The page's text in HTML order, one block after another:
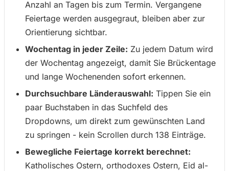
Anzahl an Tagen bis zum Termin. Vergangene
Feiertage werden ausgegraut, bleiben aber zur
Orientierung sichtbar.
Wochentag in jeder Zeile: Zu jedem Datum wird
der Wochentag angezeigt, damit Sie Brückentage
und lange Wochenenden sofort erkennen.
Durchsuchbare Länderauswahl: Tippen Sie ein
paar Buchstaben in das Suchfeld des
Dropdowns, um direkt zum gewünschten Land
zu springen - kein Scrollen durch 138 Einträge.
Bewegliche Feiertage korrekt berechnet:
Katholisches Ostern, orthodoxes Ostern, Eid al-